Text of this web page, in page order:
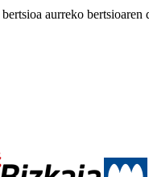
aurreko